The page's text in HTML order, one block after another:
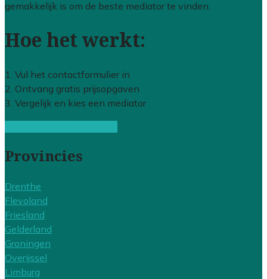
gemakkelijk is om de beste mediator te vinden.
Hoe het werkt:
1. Vul het contactformulier in
2. Ontvang gratis prijsopgaven
3. Vergelijk en kies een mediator
Provincies
Drenthe
Flevoland
Friesland
Gelderland
Groningen
Overijssel
Limburg